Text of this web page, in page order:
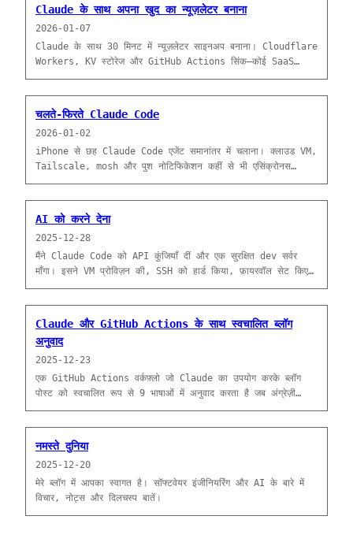
Claude के साथ अपना खुद का न्यूज़लेटर बनाना
2026-01-07
Claude के साथ 30 मिनट में न्यूज़लेटर साइनअप बनाना। Cloudflare
Workers, KV स्टोरेज और GitHub Actions सिंक—कोई SaaS
सब्सक्रिप्शन नहीं।
चलते-फिरते Claude Code
2026-01-02
iPhone से छह Claude Code एजेंट समानांतर में चलाना। क्लाउड VM,
Tailscale, mosh और पुश नोटिफिकेशन कहीं से भी एसिंक्रोनस
डेवलपमेंट को सक्षम करते हैं।
AI को करने देना
2025-12-28
मैंने Claude Code को API कुंजियाँ दीं और एक सुरक्षित dev सर्वर
माँगा। इसने VM प्रोविज़न की, SSH को हार्ड किया, फ़ायरवॉल सेट किए
और खुद को लॉक करने से रिकवर किया।
Claude और GitHub Actions के साथ स्वचालित ब्लॉग
अनुवाद
2025-12-23
एक GitHub Actions वर्कफ़्लो जो Claude का उपयोग करके ब्लॉग
पोस्ट को स्वचालित रूप से 9 भाषाओं में अनुवाद करता है जब अंग्रेज़ी
सामग्री main में मर्ज होती है।
नमस्ते दुनिया
2025-12-20
मेरे ब्लॉग में आपका स्वागत है। सॉफ्टवेयर इंजीनियरिंग और AI के बारे में
विचार, नोट्स और दिलचस्प बातें।